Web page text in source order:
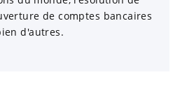
de comptes bancaires
d'autres.